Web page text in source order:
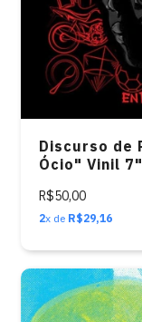
Discurso de
Ócio" Vinil 7"
R$50,00
2x de R$29,16